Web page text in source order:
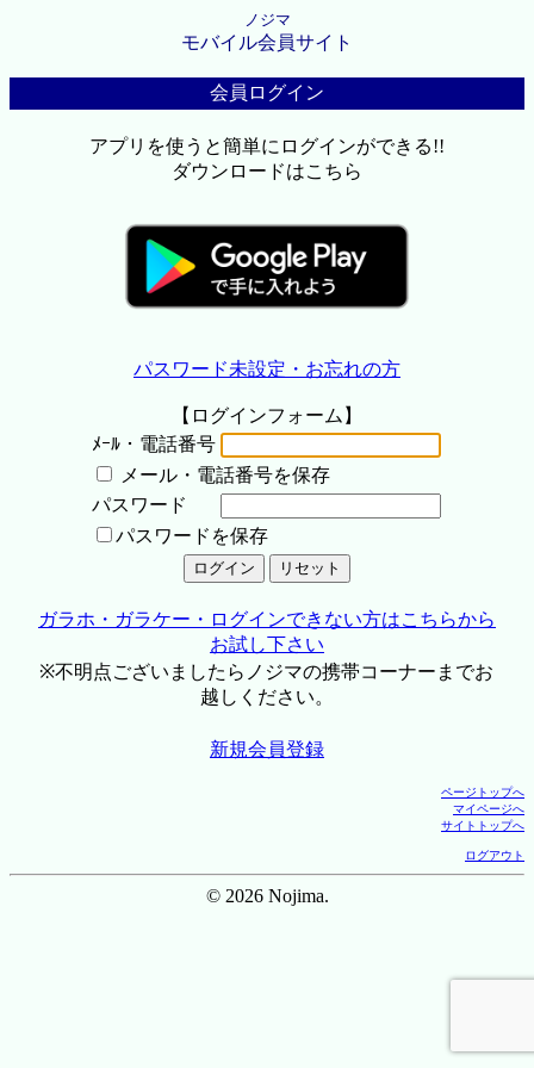
ノジマ
モバイル会員サイト
会員ログイン
アプリを使うと簡単にログインができる!!
ダウンロードはこちら
パスワード未設定・お忘れの方
【ログインフォーム】
ﾒｰﾙ・電話番号
メール・電話番号を保存
パスワード
パスワードを保存
ガラホ・ガラケー・ログインできない方はこちらから
お試し下さい
※不明点ございましたらノジマの携帯コーナーまでお
越しください。
新規会員登録
ページトップへ
マイページへ
サイトトップへ
ログアウト
© 2026 Nojima.